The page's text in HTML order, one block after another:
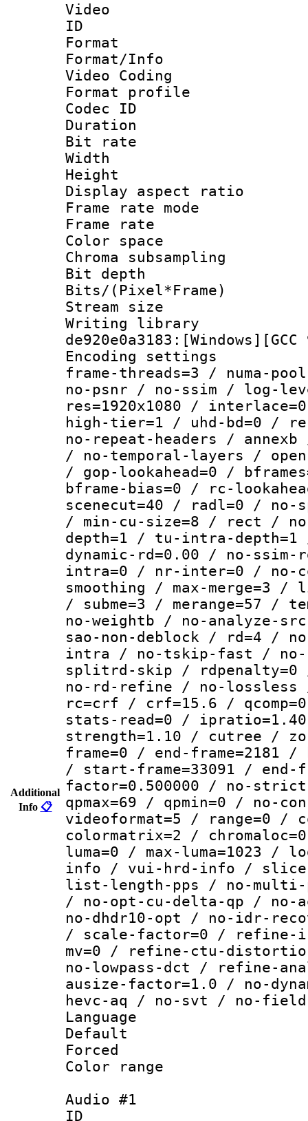
Additional
Info 📋
Video
ID
Format :
Format/Info
Video Coding
Format profile :
Codec ID :
Duration :
Bit rate :
Width : 1
Height : 1
Display
Frame rate
Frame rate
Color
Chroma
Bit depth
Bits/
Stream size :
Writing
Encoding
frame-threads=3 / numa-
no-psnr / no-ssim / log-
res=1920x1080 /
high-tier=1 / uhd-bd=0 /
no-repeat-headers /
/ no-temporal-layers /
/ gop-lookahead=0 /
bframe-bias=0 / rc-
scenecut=40 / radl=0 /
/ min-cu-size=8 / rect /
depth=1 / tu-intra-
dynamic-rd=0.00 / no-
intra=0 / nr-inter=0 / no-
smoothing / max-merge=3
/ subme=3 / merange=57 /
no-weightb / no-analyze-
sao-non-deblock / rd=4 /
intra / no-tskip-fast /
splitrd-skip / rdpenalty=0
no-rd-refine / no-lossless
rc=crf / crf=15.6 /
stats-read=0 /
strength=1.10 / cutree /
frame=0 / end-frame=2181
/ start-frame=33091 / end-
factor=0.500000 / no-
qpmax=69 / qpmin=0 / no-
videoformat=5 / range=0 /
colormatrix=2 /
luma=0 / max-luma=1023 /
info / vui-hrd-info /
list-length-pps / no-multi-
/ no-opt-cu-delta-qp / no-
no-dhdr10-opt / no-idr-
/ scale-factor=0 /
mv=0 / refine-ctu-
no-lowpass-dct / refine-
ausize-factor=1.0 / no-
hevc-aq / no-svt / no-field
Language
Default
Color
Audio #1
ID